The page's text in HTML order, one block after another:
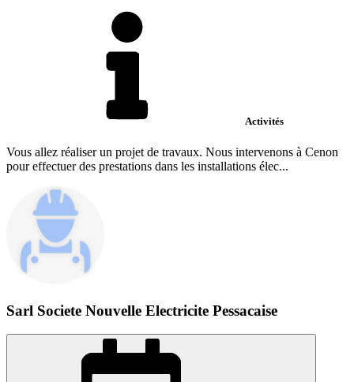
Activités
Vous allez réaliser un projet de travaux. Nous intervenons à Cenon
pour effectuer des prestations dans les installations élec...
Sarl Societe Nouvelle Electricite Pessacaise